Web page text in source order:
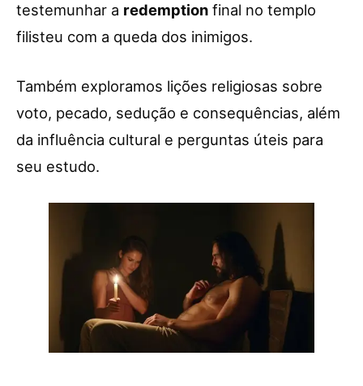
testemunhar a redemption final no templo
filisteu com a queda dos inimigos.
Também exploramos lições religiosas sobre
voto, pecado, sedução e consequências, além
da influência cultural e perguntas úteis para
seu estudo.